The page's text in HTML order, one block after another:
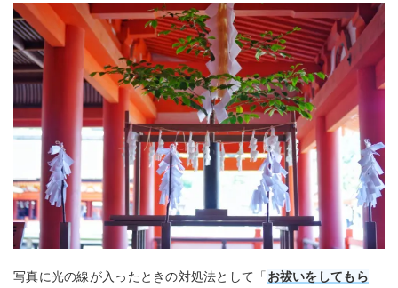
写真に光の線が入ったときの対処法として「 お祓いをしてもら